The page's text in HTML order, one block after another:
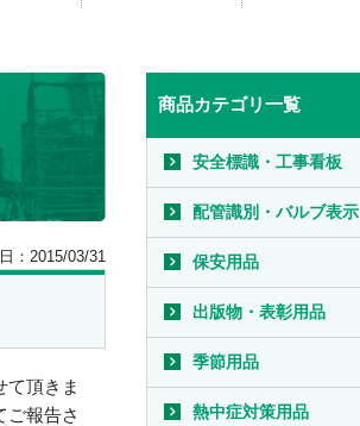
：2015/03/31
て頂きま
ご報告さ
商品カテゴリ一覧
安全標識・工事看板
配管識別・バルブ表示
保安用品
出版物・表彰用品
季節用品
熱中症対策用品